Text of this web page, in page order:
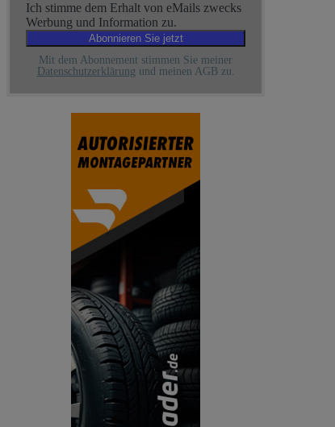
Ich stimme dem Erhalt von eMails zwecks
Werbung und Information zu.
Mit dem Abonnement stimmen Sie meiner
Datenschutzerklärung und meinen AGB zu.